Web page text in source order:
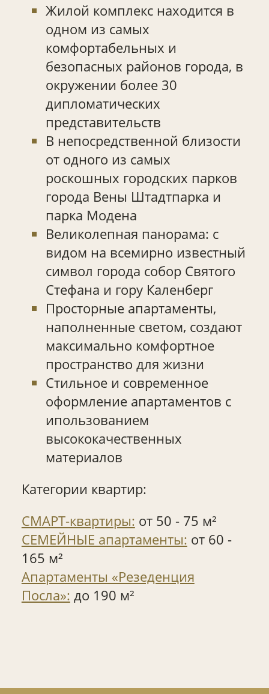
Жилой комплекс находится в
одном из самых
комфортабельных и
безопасных районов города, в
окружении более 30
дипломатических
представительств
В непосредственной близости
от одного из самых
роскошных городских парков
города Вены Штадтпарка и
парка Модена
Великолепная панорама: с
видом на всемирно известный
символ города собор Святого
Стефана и гору Каленберг
Просторные апартаменты,
наполненные светом, создают
максимально комфортное
пространство для жизни
Стильное и современное
оформление апартаментов с
ипользованием
высококачественных
материалов
Категории квартир:
СМАРТ-квартиры: от 50 - 75 м²
СЕМЕЙНЫЕ апартаменты: от 60 -
165 м²
Апартаменты «Резеденция
Посла»: до 190 м²